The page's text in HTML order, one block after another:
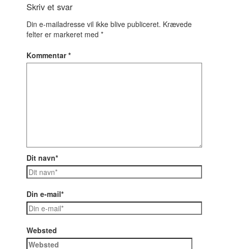
Skriv et svar
Din e-mailadresse vil ikke blive publiceret. Krævede
felter er markeret med *
Kommentar*
Dit navn*
Din e-mail*
Websted